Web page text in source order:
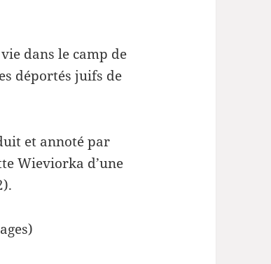
dans le camp de
déportés juifs de
et annoté par
Wieviorka d’une